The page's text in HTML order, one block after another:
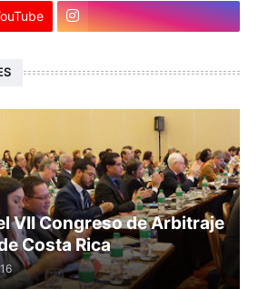
VII Congreso de Arbitraje
Costa Rica